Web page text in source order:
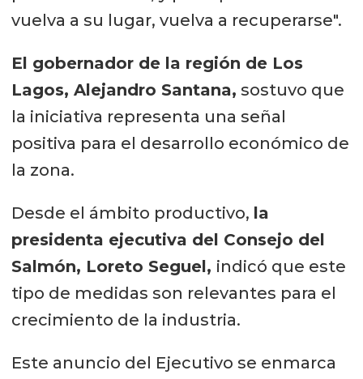
vuelva a su lugar, vuelva a recuperarse".
El gobernador de la región de Los
Lagos, Alejandro Santana, sostuvo que
la iniciativa representa una señal
positiva para el desarrollo económico de
la zona.
Desde el ámbito productivo, la
presidenta ejecutiva del Consejo del
Salmón, Loreto Seguel, indicó que este
tipo de medidas son relevantes para el
crecimiento de la industria.
Este anuncio del Ejecutivo se enmarca